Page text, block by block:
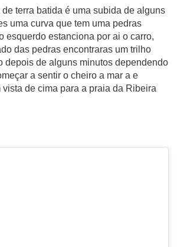
terra batida é uma subida de alguns
uma curva que tem uma pedras
esquerdo estanciona por ai o carro,
das pedras encontraras um trilho
depois de alguns minutos dependendo
a sentir o cheiro a mar a e
de cima para a praia da Ribeira